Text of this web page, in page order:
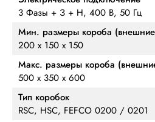
3 Фазы + З + Н, 400 В, 50 Гц
Мин. размеры короба
200 х 150 х 150
Макс. размеры короба
500 х 350 х 600
Тип коробок
RSC, HSC, FEFCO 0200 / 0201